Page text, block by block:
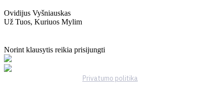
Ovidijus Vyšniauskas
Už Tuos, Kuriuos Mylim
Norint klausytis reikia prisijungti
Privatumo politika